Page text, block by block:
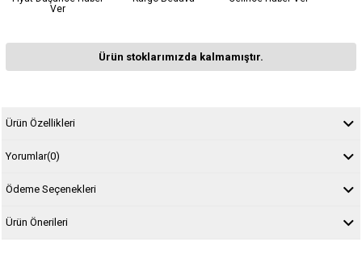
Ver
Ürün stoklarımızda kalmamıştır.
Ürün Özellikleri
Yorumlar(0)
Ödeme Seçenekleri
Ürün Önerileri